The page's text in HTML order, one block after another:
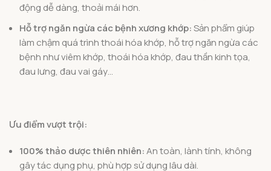
động dễ dàng, thoải mái hơn.
Hỗ trợ ngăn ngừa các bệnh xương khớp:Sản phẩm giúp
làm chậm quá trình thoái hóa khớp, hỗ trợ ngăn ngừa các
bệnh như viêm khớp, thoái hóa khớp, đau thần kinh tọa,
đau lưng, đau vai gáy…
Ưu điểm vượt trội:
100% thảo dược thiên nhiên:An toàn, lành tính, không
gây tác dụng phụ, phù hợp sử dụng lâu dài.